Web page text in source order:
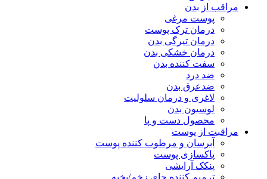
مراقب از بدن
پوست مرغی
درمان ترک پوست
درمان تیرگی بدن
درمان خشکی بدن
سفت کننده بدن
ضد درد
ضدعرق بدن
لاغری و درمان سلولیت
لوسیون بدن
محصول دست و پا
مراقبت از پوست
آبرسان و مرطوب کننده پوست
پاکسازی پوست
پنکک آرایشی
ترمیم کننده جای زخم/بخیه